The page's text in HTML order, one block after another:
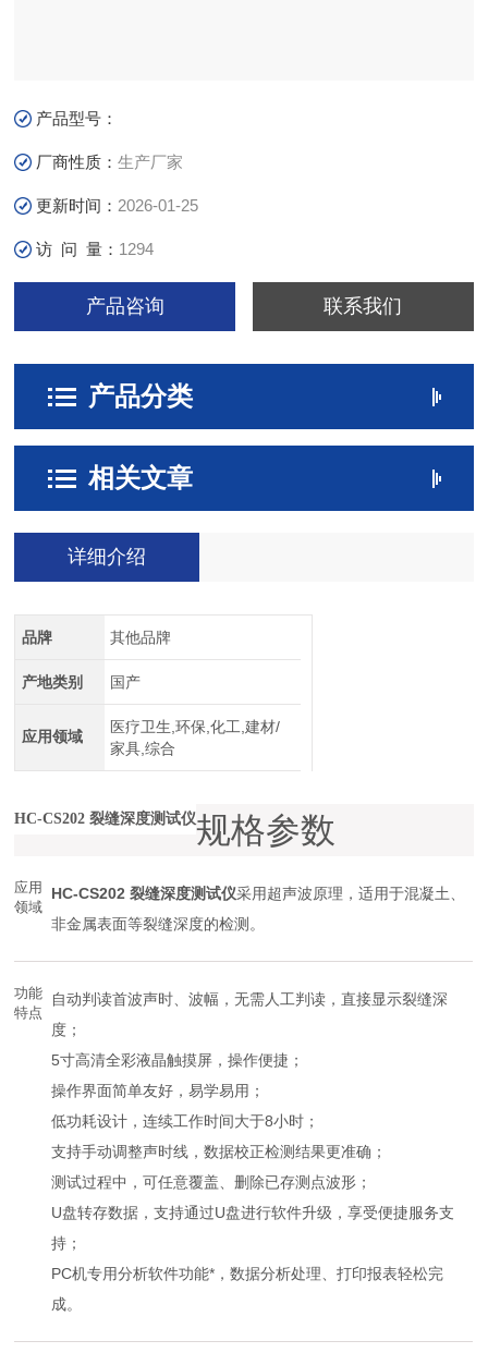
产品型号：
厂商性质：生产厂家
更新时间： 2026-01-25
访 问 量： 1294
产品咨询 联系我们
产品分类
相关文章
详细介绍
品牌 其他品牌
产地类别 国产
应用领域
医疗卫生,环保,化工,建材/
家具,综合
HC-CS202 裂缝深度测试仪规格参数
应用
领域
HC-CS202 裂缝深度测试仪采用超声波原理，适用于混凝土、
非金属表面等裂缝深度的检测。
功能
特点
自动判读首波声时、波幅，无需人工判读，直接显示裂缝深
度；
5寸高清全彩液晶触摸屏，操作便捷；
操作界面简单友好，易学易用；
低功耗设计，连续工作时间大于8小时；
支持手动调整声时线，数据校正检测结果更准确；
测试过程中，可任意覆盖、删除已存测点波形；
U盘转存数据，支持通过U盘进行软件升级，享受便捷服务支
持；
PC机专用分析软件功能*，数据分析处理、打印报表轻松完
成。